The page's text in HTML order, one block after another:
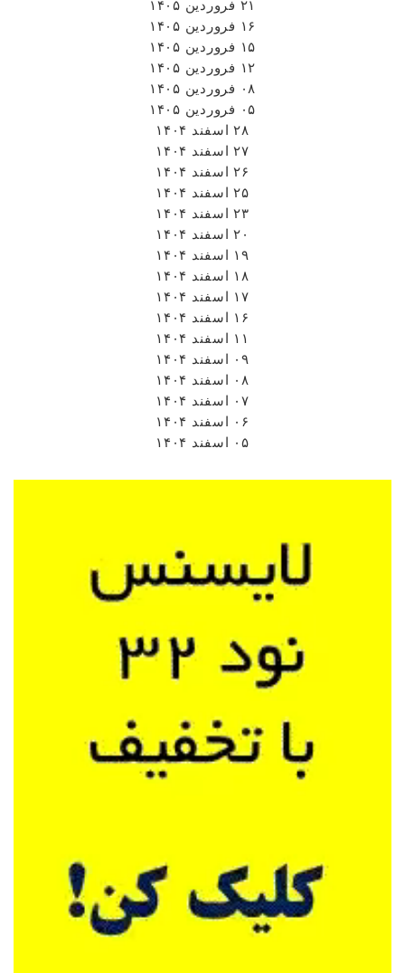
۲۱ فروردین ۱۴۰۵
۱۶ فروردین ۱۴۰۵
۱۵ فروردین ۱۴۰۵
۱۲ فروردین ۱۴۰۵
۰۸ فروردین ۱۴۰۵
۰۵ فروردین ۱۴۰۵
۲۸ اسفند ۱۴۰۴
۲۷ اسفند ۱۴۰۴
۲۶ اسفند ۱۴۰۴
۲۵ اسفند ۱۴۰۴
۲۳ اسفند ۱۴۰۴
۲۰ اسفند ۱۴۰۴
۱۹ اسفند ۱۴۰۴
۱۸ اسفند ۱۴۰۴
۱۷ اسفند ۱۴۰۴
۱۶ اسفند ۱۴۰۴
۱۱ اسفند ۱۴۰۴
۰۹ اسفند ۱۴۰۴
۰۸ اسفند ۱۴۰۴
۰۷ اسفند ۱۴۰۴
۰۶ اسفند ۱۴۰۴
۰۵ اسفند ۱۴۰۴